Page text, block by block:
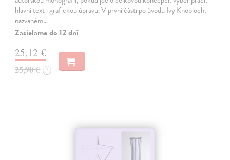
hlavní text i grafickou úpravu. V první části po úvodu Ivy Knobloch,
nazvaném…
Zasielame do 12 dní
25,12 €
25,90 € ?